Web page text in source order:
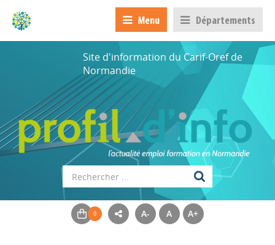
Menu Départements
Site d'information du Carif-Oref de
Normandie
A- A A+